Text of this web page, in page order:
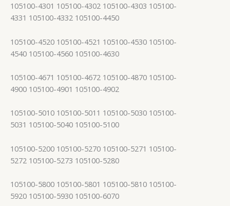
105100-4301 105100-4302 105100-4303 105100-
4331 105100-4332 105100-4450
105100-4520 105100-4521 105100-4530 105100-
4540 105100-4560 105100-4630
105100-4671 105100-4672 105100-4870 105100-
4900 105100-4901 105100-4902
105100-5010 105100-5011 105100-5030 105100-
5031 105100-5040 105100-5100
105100-5200 105100-5270 105100-5271 105100-
5272 105100-5273 105100-5280
105100-5800 105100-5801 105100-5810 105100-
5920 105100-5930 105100-6070